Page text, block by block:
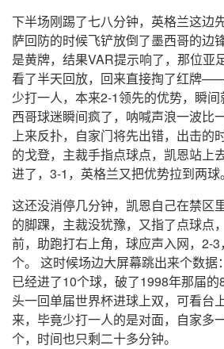
下半场刚踢了七八分钟，英格兰这边
萨回防的时候飞铲放倒了墨西哥的边
是黄牌，结果VAR提示响了，那位亚
看了半天回放，回来直接掏了红牌
少打一人，本来2-1领先的优势，瞬
西哥球迷瞬间疯了，呐喊声浪一波比
上来反扑，自家门将先出错，出击的
的戈登，主裁手指点球点，凯恩站上
进了，3-1，英格兰又把优势拉到两球。
这还没消停几分钟，凯恩自己在禁区
的脚踝，主裁没犹豫，又指了点球点
前，助跑打右上角，球应声入网，2-
个。 这时候场边大屏幕跳出来个数据
已经进了10个球，破了1998年那届
头一回单届世界杯进球上双，可看台
来，毕竟少打一人的是对面，自家多
个，时间也只剩二十多分钟。